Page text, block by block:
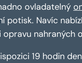
ovladatelný
potisk. Navíc
nahraných
19 hodin